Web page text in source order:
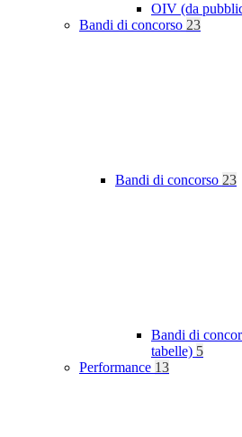
OIV (da
Bandi di concorso 23
Bandi di concorso 23
Bandi di
tabelle) 5
Performance 13